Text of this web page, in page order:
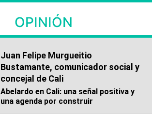
OPINIÓN
Juan Felipe Murgueitio
Bustamante, comunicador social y
concejal de Cali
Abelardo en Cali: una señal positiva y
una agenda por construir